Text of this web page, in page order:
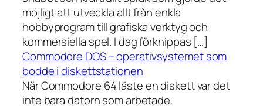
möjligt att utveckla allt från enkla
hobbyprogram till grafiska verktyg och
kommersiella spel. I dag förknippas […]
Commodore DOS – operativsystemet som
bodde i diskettstationen
När Commodore 64 läste en diskett var det
inte bara datorn som arbetade.